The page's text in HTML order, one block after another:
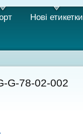
Нові етикетки
G-78-02-002